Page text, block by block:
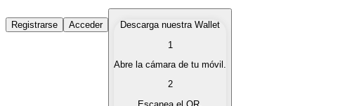
Comprar Criptomonedas
Compra criptomonedas con diferentes métodos de pago.
Vende tus criptomonedas de forma rápida y segura.
Registrarse Acceder
Descarga nuestra Wallet
1
Abre la cámara de tu móvil.
2